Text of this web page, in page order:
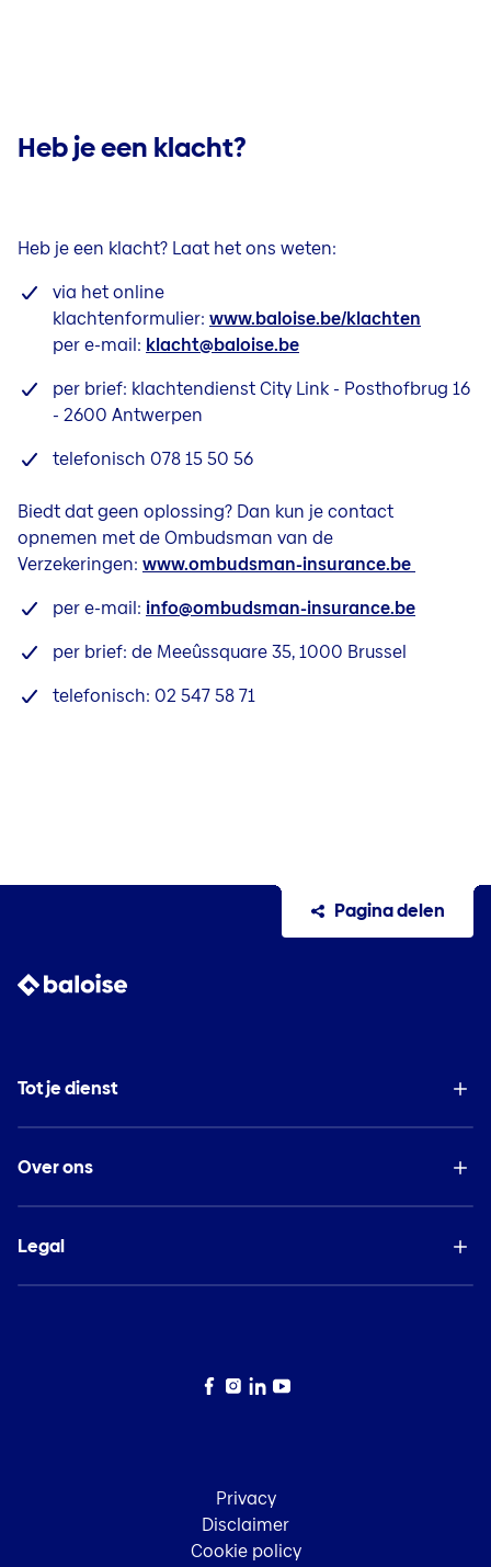
Heb je een klacht?
Heb je een klacht? Laat het ons weten:
via het online
klachtenformulier: www.baloise.be/klachten
per e-mail: klacht@baloise.be
per brief: klachtendienst City Link - Posthofbrug 16
- 2600 Antwerpen
telefonisch 078 15 50 56
Biedt dat geen oplossing? Dan kun je contact
opnemen met de Ombudsman van de
Verzekeringen: www.ombudsman-insurance.be
per e-mail: info@ombudsman-insurance.be
per brief: de Meeûssquare 35, 1000 Brussel
telefonisch: 02 547 58 71
Pagina delen
Tot je dienst
Over ons
Legal
Facebook
Instagram
LinkedIn
YouTube
Privacy
Disclaimer
Cookie policy